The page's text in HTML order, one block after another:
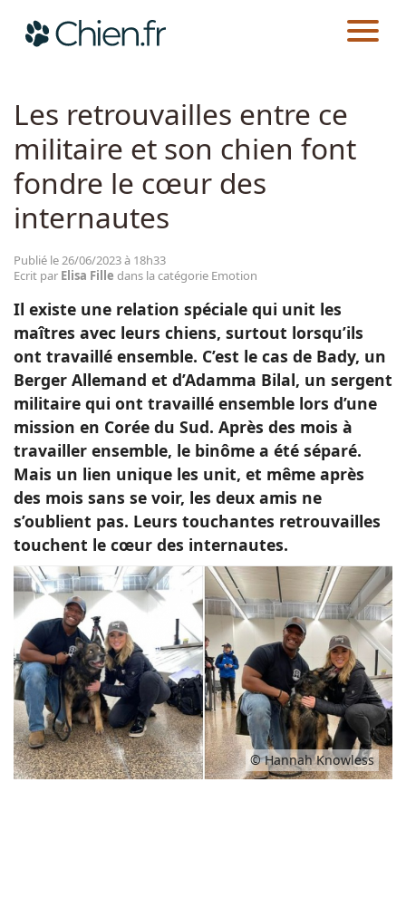
Races
CHIEN.FR ACTUALITÉS
Les retrouvailles entre ce
militaire et son chien font
fondre le cœur des
internautes
Publié le 26/06/2023 à 18h33
Ecrit par Elisa Fille dans la catégorie Emotion
Il existe une relation spéciale qui unit les
maîtres avec leurs chiens, surtout lorsqu’ils
ont travaillé ensemble. C’est le cas de Bady, un
Berger Allemand et d’Adamma Bilal, un sergent
militaire qui ont travaillé ensemble lors d’une
mission en Corée du Sud. Après des mois à
travailler ensemble, le binôme a été séparé.
Mais un lien unique les unit, et même après
des mois sans se voir, les deux amis ne
s’oublient pas. Leurs touchantes retrouvailles
touchent le cœur des internautes.
© Hannah Knowless